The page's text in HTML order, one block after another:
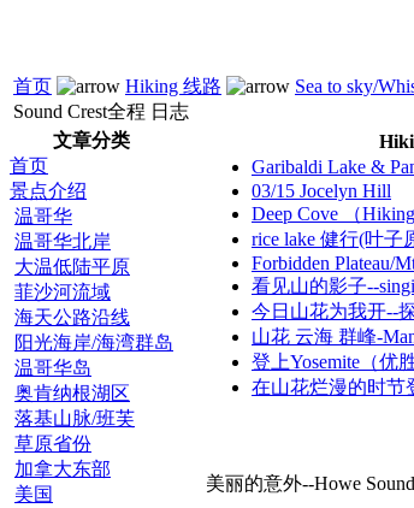
首页 Hiking 线路 Sea to sky/
Sound Crest全程 日志
文章分类
首页
景点介绍
温哥华
温哥华北岸
大温低陆平原
菲沙河流域
海天公路沿线
阳光海岸/海湾群岛
温哥华岛
奥肯纳根湖区
落基山脉/班芙
草原省份
加拿大东部
美国
Garibaldi Lake &
03/15 Jocelyn Hill
Deep Cove （
rice lake 健行(叶子
Forbidden Plateau/
看见山的影子--
今日山花为我开--
山花 云海 群峰-
登上Yosemite（优
在山花烂漫的时节
美丽的意外--Howe